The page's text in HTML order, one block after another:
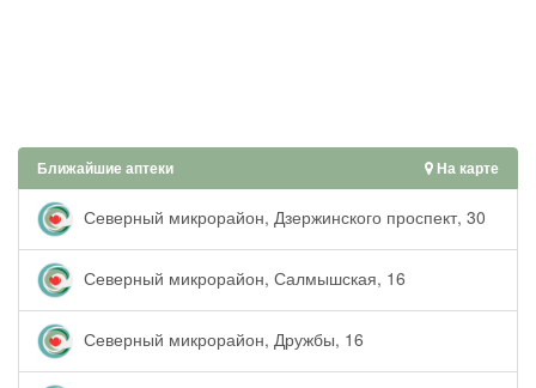
Ближайшие аптеки На карте
Северный микрорайон, Дзержинского проспект, 30
Северный микрорайон, Салмышская, 16
Северный микрорайон, Дружбы, 16